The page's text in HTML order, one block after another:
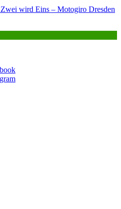
wird Eins – Motogiro Dresden